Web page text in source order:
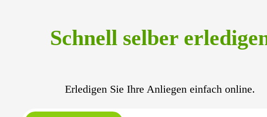
Schnell selber
Erledigen Sie Ihre Anliegen einfach online.